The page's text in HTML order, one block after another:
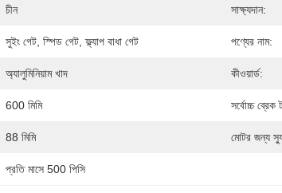
চীন সাক্ষ্যদান:
সুইং গেট, স্পিড গেট, ফ্ল্যাপ বাধা গেট পণ্যের নাম:
অ্যালুমিনিয়াম খাদ কীওয়ার্ড:
600 মিমি সর্বোচ্চ ব্রেক
88 মিমি মোটর জন্য
প্রতি মাসে 500 পিসি